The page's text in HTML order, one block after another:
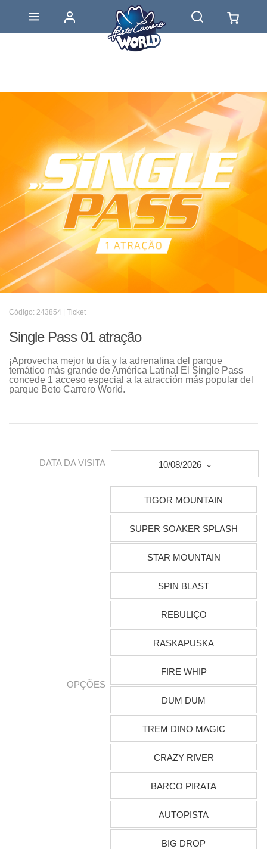
Código: 243854 | Ticket
Single Pass 01 atração
¡Aprovecha mejor tu día y la adrenalina del parque
temático más grande de América Latina! El Single Pass
concede 1 acceso especial a la atracción más popular del
parque Beto Carrero World.
DATA DA VISITA 10/08/2026
OPÇÕES
TIGOR MOUNTAIN
SUPER SOAKER SPLASH
STAR MOUNTAIN
SPIN BLAST
REBULIÇO
RASKAPUSKA
FIRE WHIP
DUM DUM
TREM DINO MAGIC
CRAZY RIVER
BARCO PIRATA
AUTOPISTA
BIG DROP